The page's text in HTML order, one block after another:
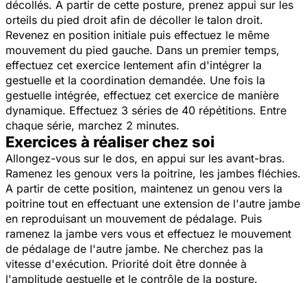
décollés. A partir de cette posture, prenez appui sur les
orteils du pied droit afin de décoller le talon droit.
Revenez en position initiale puis effectuez le même
mouvement du pied gauche. Dans un premier temps,
effectuez cet exercice lentement afin d'intégrer la
gestuelle et la coordination demandée. Une fois la
gestuelle intégrée, effectuez cet exercice de manière
dynamique. Effectuez 3 séries de 40 répétitions. Entre
chaque série, marchez 2 minutes.
Exercices à réaliser chez soi
Allongez-vous sur le dos, en appui sur les avant-bras.
Ramenez les genoux vers la poitrine, les jambes fléchies.
A partir de cette position, maintenez un genou vers la
poitrine tout en effectuant une extension de l'autre jambe
en reproduisant un mouvement de pédalage. Puis
ramenez la jambe vers vous et effectuez le mouvement
de pédalage de l'autre jambe. Ne cherchez pas la
vitesse d'exécution. Priorité doit être donnée à
l'amplitude gestuelle et le contrôle de la posture.